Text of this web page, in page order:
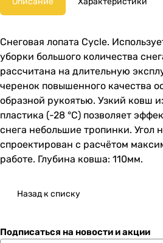
Снеговая лопата Cycle.
уборки большого количества
рассчитана на длительную
черенок повышенного качества
образной рукоятью. Узкий ковш
пластика (-28 °C) позволяет
снега небольшие тропинки. Угол
спроектирован с расчётом
работе. Глубина ковша: 110мм.
Назад к списку
Подписаться на новости и акции